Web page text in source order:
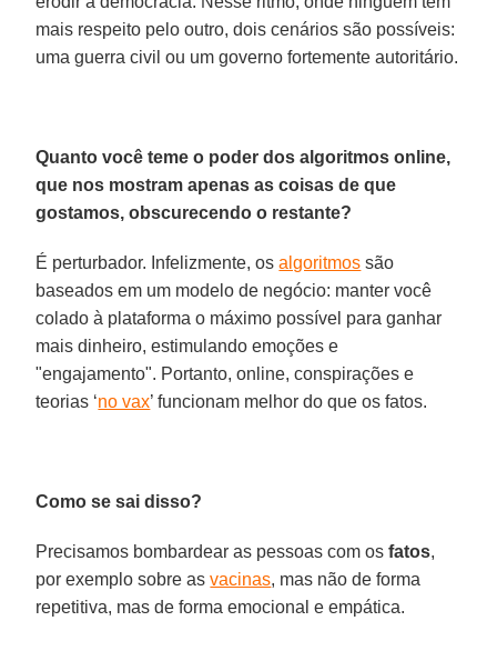
mais respeito pelo outro, dois cenários são possíveis:
uma guerra civil ou um governo fortemente autoritário.
Quanto você teme o poder dos algoritmos online,
que nos mostram apenas as coisas de que
gostamos, obscurecendo o restante?
É perturbador. Infelizmente, osalgoritmos são
baseados em um modelo de negócio: manter você
colado à plataforma o máximo possível para ganhar
mais dinheiro, estimulando emoções e
"engajamento". Portanto, online, conspirações e
teorias ‘no vax’ funcionam melhor do que os fatos.
Como se sai disso?
Precisamos bombardear as pessoas com osfatos,
por exemplo sobre asvacinas, mas não de forma
repetitiva, mas de forma emocional e empática.